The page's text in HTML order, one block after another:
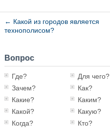
← Какой из городов является
технополисом?
Вопрос
Где? Для чего?
Зачем?
Как?
Какие?
Каким?
Какой?
Какую?
Когда?
Кто?